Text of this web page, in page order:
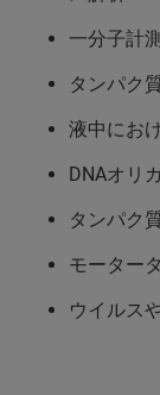
一分子計
タンパク
液中にお
DNAオリ
タンパク
モーター
ウイルス